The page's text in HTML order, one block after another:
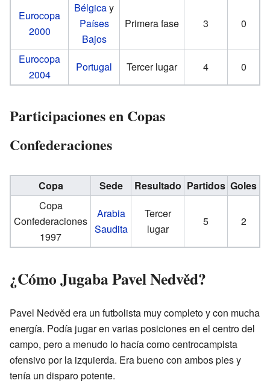
Eurocopa
2000
Bélgicay
Países
Bajos
Primera fase 3 0
Eurocopa
2004
Portugal Tercer lugar 4 0
Participaciones en Copas
Confederaciones
Copa Sede Resultado Partidos Goles
Copa
Confederaciones
1997
Arabia
Saudita
Tercer
lugar
5 2
¿Cómo Jugaba Pavel Nedvěd?
Pavel Nedvěd era un futbolista muy completo y con mucha
energía. Podía jugar en varias posiciones en el centro del
campo, pero a menudo lo hacía como centrocampista
ofensivo por la izquierda. Era bueno con ambos pies y
tenía un disparo potente.